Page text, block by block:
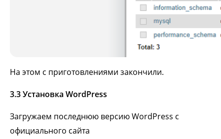
На этом с приготовлениями закончили.
3.3 Установка WordPress
Загружаем последнюю версию WordPress с
официального сайта